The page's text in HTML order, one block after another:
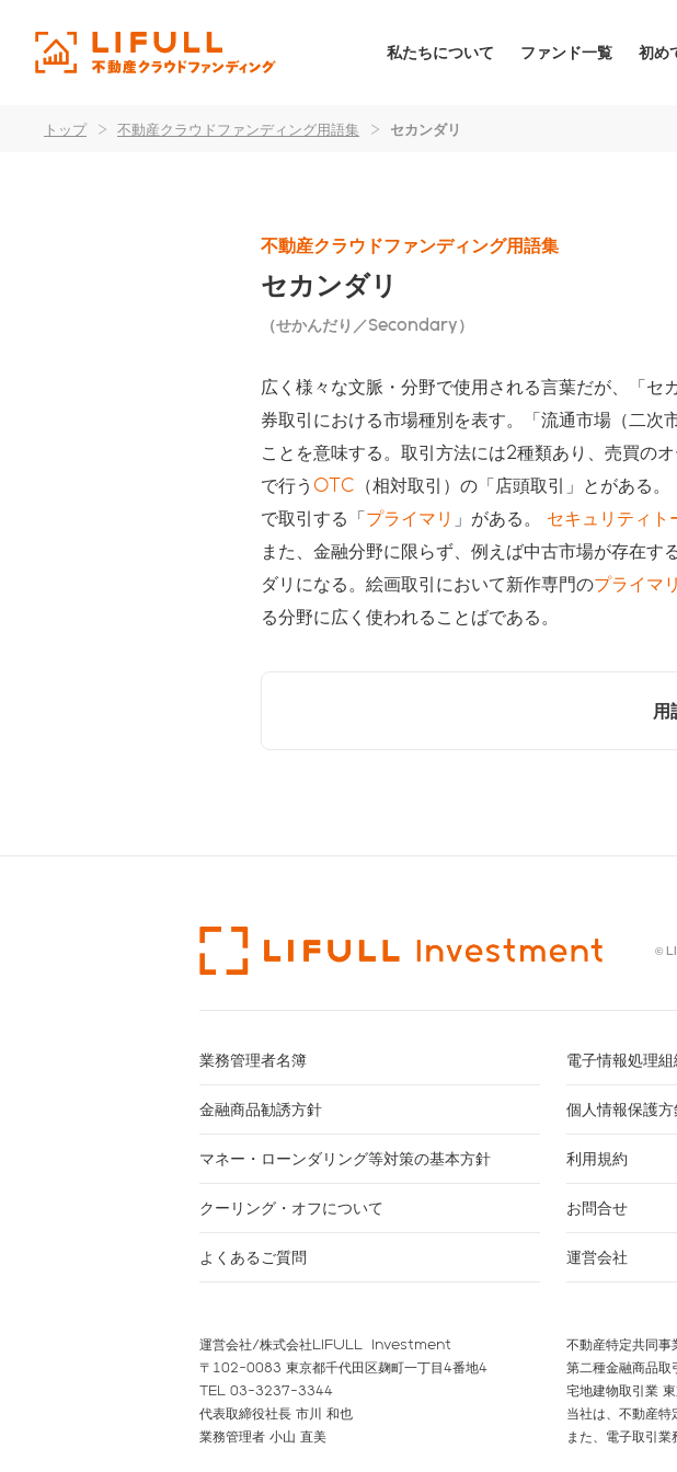
私たちについて ファンド一覧 初め
トップ > 不動産クラウドファンディング用語集 > セカンダリ
不動産クラウドファンディング用語集
セカンダリ
（せかんだり／Secondary）
広く様々な文脈・分野で使用される言葉だが、「
券取引における市場種別を表す。「流通市場（二
ことを意味する。取引方法には2種類あり、売買の
で行う OTC （相対取引）の「店頭取引」とがある
で取引する「プライマリ 」がある。 セキュリティト
また、金融分野に限らず、例えば中古市場が存在す
ダリになる。絵画取引において新作専門のプライマリ
る分野に広く使われることばである。
用
©
業務管理者名簿 電子情報処理
金融商品勧誘方針 個人情報保護方
マネー・ローンダリング等対策の基本方針 利用規約
クーリング・オフについて お問合せ
よくあるご質問 運営会社
運営会社/株式会社LIFULL Investment
〒102-0083 東京都千代田区麹町一丁目4番地4
TEL 03-3237-3344
代表取締役社長 市川 和也
業務管理者 小山 直美
不動産特定共同
第二種金融商品
宅地建物取引業
当社は、不動産
また、電子取引